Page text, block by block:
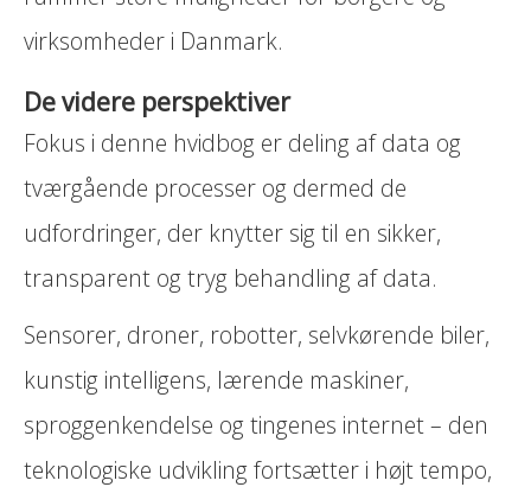
virksomheder i Danmark.
De videre perspektiver
Fokus i denne hvidbog er deling af data og
tværgående processer og dermed de
udfordringer, der knytter sig til en sikker,
transparent og tryg behandling af data.
Sensorer, droner, robotter, selvkørende biler,
kunstig intelligens, lærende maskiner,
sproggenkendelse og tingenes internet – den
teknologiske udvikling fortsætter i højt tempo,